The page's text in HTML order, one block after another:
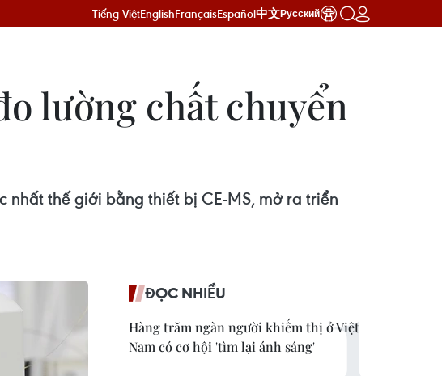
Tiếng ViệtEnglishFrançaisEspañol中文Русский
lường chất chuyển
thế giới bằng thiết bị CE-MS, mở ra triển
ĐỌC NHIỀU
Hàng trăm ngàn người khiếm thị ở Việt
Nam có cơ hội 'tìm lại ánh sáng'